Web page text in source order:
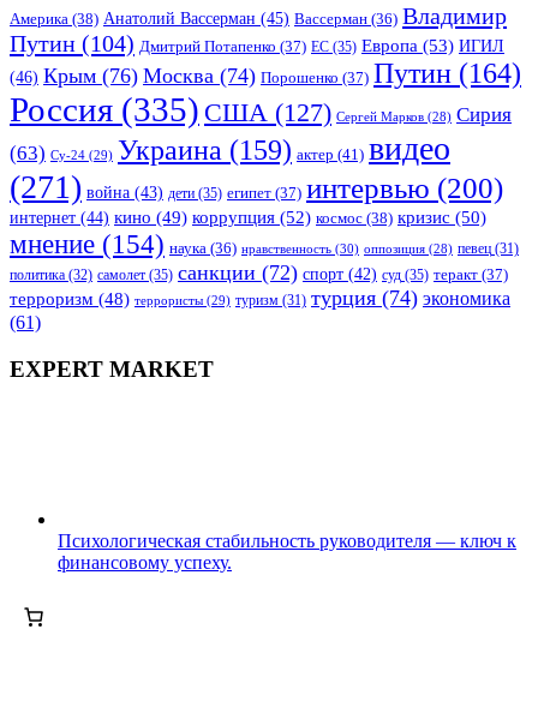
Америка (38) Анатолий Вассерман (45) Вассерман (36) Владимир
Путин (104) Дмитрий Потапенко (37) ЕС (35) Европа (53) ИГИЛ
(46) Крым (76) Москва (74) Порошенко (37) Путин (164)
Россия (335) США (127) Сергей Марков (28) Сирия
(63) Су-24 (29) Украина (159) актер (41) видео
(271) война (43) дети (35) египет (37) интервью (200)
интернет (44) кино (49) коррупция (52) космос (38) кризис (50)
мнение (154) наука (36) нравственность (30) оппозиция (28) певец (31)
политика (32) самолет (35) санкции (72) спорт (42) суд (35) теракт (37)
терроризм (48) террористы (29) туризм (31) турция (74) экономика
(61)
EXPERT MARKET
Психологическая стабильность руководителя — ключ к
финансовому успеху.